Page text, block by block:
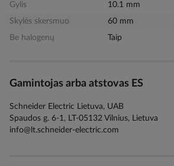
Gylis
10.1 mm
Skylės skersmuo
60 mm
Be halogenų
Taip
Gamintojas arba atstovas ES
Schneider Electric Lietuva, UAB
Spaudos g. 6-1, LT-05132 Vilnius, Lietuva
info@lt.schneider-electric.com